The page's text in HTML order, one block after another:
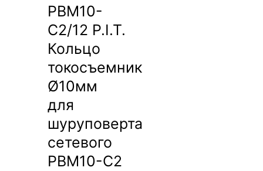
PBM10-
C2/12 P.I.T.
Кольцо
токосъемник
Ø10мм
для
шуруповерта
сетевого
PBM10-C2